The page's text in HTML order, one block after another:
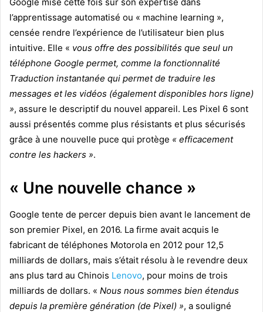
l’apprentissage automatisé ou « machine learning »,
censée rendre l’expérience de l’utilisateur bien plus
intuitive. Elle « vous offre des possibilités que seul un
téléphone Google permet, comme la fonctionnalité
Traduction instantanée qui permet de traduire les
messages et les vidéos (également disponibles hors ligne)
», assure le descriptif du nouvel appareil. Les Pixel 6 sont
aussi présentés comme plus résistants et plus sécurisés
grâce à une nouvelle puce qui protège « efficacement
contre les hackers ».
« Une nouvelle chance »
Google tente de percer depuis bien avant le lancement de
son premier Pixel, en 2016. La firme avait acquis le
fabricant de téléphones Motorola en 2012 pour 12,5
milliards de dollars, mais s’était résolu à le revendre deux
ans plus tard au Chinois Lenovo, pour moins de trois
milliards de dollars. « Nous nous sommes bien étendus
depuis la première génération (de Pixel) », a souligné